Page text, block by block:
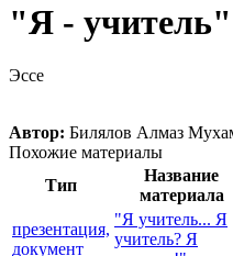
"Я - учитель"
Эссе
Автор: Билялов Алмаз
Похожие материалы
Тип
Название
материала
презентация,
документ
"Я учитель... Я
учитель? Я